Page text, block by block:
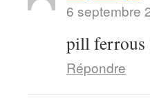
6 septembre
pill ferrous
Répondre